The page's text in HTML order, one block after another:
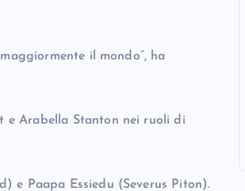
il mondo”, ha
e Arabella Stanton nei ruoli di
e Paapa Essiedu (Severus Piton).